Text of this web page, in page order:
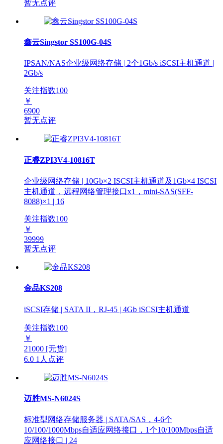
暂无点评
鑫云Singstor SS100G-04S
IPSAN/NAS企业级网络存储 | 2个1Gb/s iSCSI主机通道 |
2Gb/s
关注指数100
￥
6900
暂无点评
正睿ZPI3V4-10816T
企业级网络存储 | 10Gb×2 ISCSI主机通道及1Gb×4 ISCSI
主机通道，远程网络管理接口x1，mini-SAS(SFF-
8088)×1 | 16
关注指数100
￥
39999
暂无点评
金品KS208
iSCSI存储 | SATA II，RJ-45 | 4Gb iSCSI主机通道
关注指数100
￥
21000 [无货]
6.0 1人点评
迈胜MS-N6024S
标准型网络存储服务器 | SATA/SAS，4-6个
10/100/1000Mbps自适应网络接口，1个10/100Mbps自适
应网络接口 | 24